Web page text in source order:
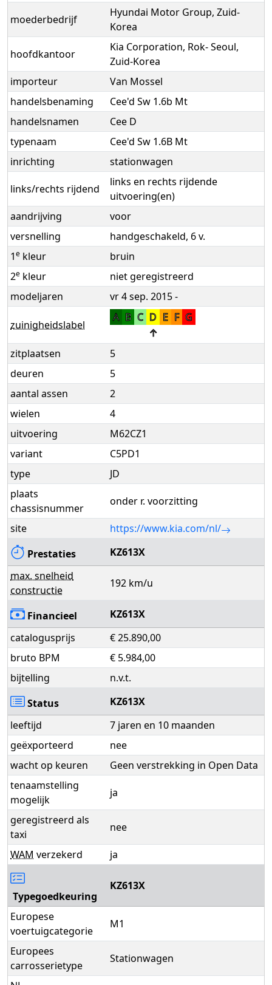
moederbedrijf
Hyundai Motor Group, Zuid-
Korea
hoofdkantoor
Kia Corporation, Rok- Seoul,
Zuid-Korea
importeur
Van Mossel
handelsbenaming
Cee'd Sw 1.6b Mt
handelsnamen
Cee D
typenaam
Cee'd Sw 1.6B Mt
inrichting
stationwagen
links/rechts rijdend
links en rechts rijdende
uitvoering(en)
aandrijving
voor
versnelling
handgeschakeld, 6 v.
1e kleur
bruin
2e kleur
niet geregistreerd
modeljaren
vr 4 sep. 2015 -
zuinigheidslabel
A B C D E F G
↑
zitplaatsen
5
deuren
5
aantal assen
2
wielen
4
uitvoering
M62CZ1
variant
C5PD1
type
JD
plaats
chassisnummer
onder r. voorzitting
site
https://www.kia.com/nl/
Prestaties
KZ613X
max. snelheid
constructie
192 km/u
Financieel
KZ613X
catalogusprijs
€ 25.890,00
bruto BPM
€ 5.984,00
bijtelling
n.v.t.
Status
KZ613X
leeftijd
7 jaren en 10 maanden
geëxporteerd
nee
wacht op keuren
Geen verstrekking in Open Data
tenaamstelling
mogelijk
ja
geregistreerd als
taxi
nee
WAM verzekerd ja
Typegoedkeuring
KZ613X
Europese
voertuigcategorie
M1
Europees
carrosserietype
Stationwagen